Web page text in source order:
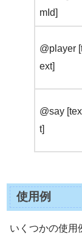
mId]
@player
ext]
@say [tex
t]
使用例
いくつかの使用